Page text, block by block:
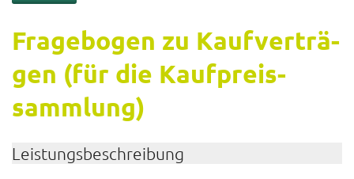
Fra­ge­bo­gen zu Kauf­ver­trä­
gen (für die Kauf­preis­
samm­lung)
Leis­tungs­be­schrei­bung